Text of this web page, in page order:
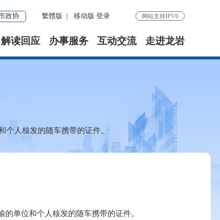
政协 繁體版 移动版 登录 网站支持IPV6
解读回应 办事服务 互动交流 走进龙岩
个人核发的随车携带的证件。
单位和个人核发的随车携带的证件。